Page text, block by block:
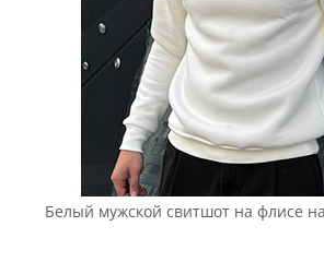
Белый мужской свитшот на флисе